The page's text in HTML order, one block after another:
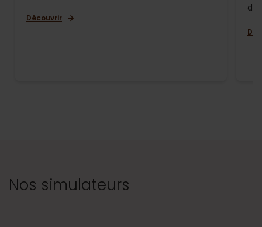
Découvrir
de
Nos simulateurs